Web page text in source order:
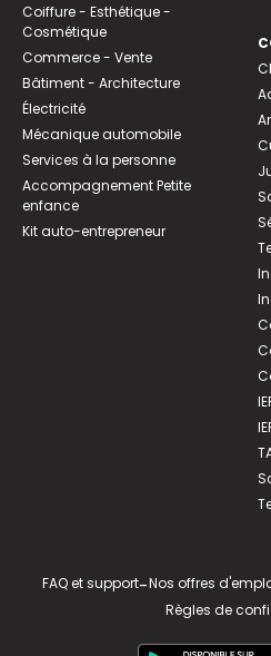
Coiffure - Esthétique -
Cosmétique
Commerce - Vente
Bâtiment - Architecture
Électricité
Mécanique automobile
Services à la personne
Accompagnement Petite
enfance
Kit auto-entrepreneur
FAQ et support-Nos offres
Règles de